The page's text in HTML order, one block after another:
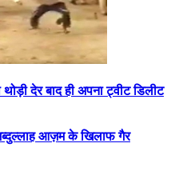
देर बाद ही अपना ट्वीट डिलीट
आज़म के खिलाफ गैर